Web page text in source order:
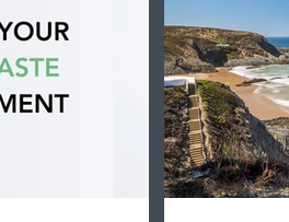
Vaga de
acelera a
dos